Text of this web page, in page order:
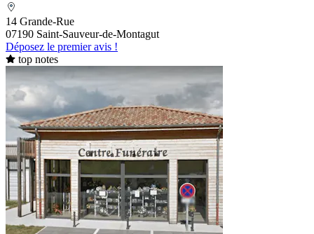
14 Grande-Rue
07190 Saint-Sauveur-de-Montagut
Déposez le premier avis !
top notes